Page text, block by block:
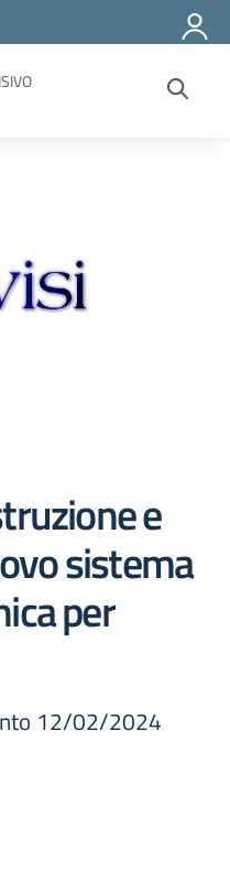
e
sistema
per
12/02/2024